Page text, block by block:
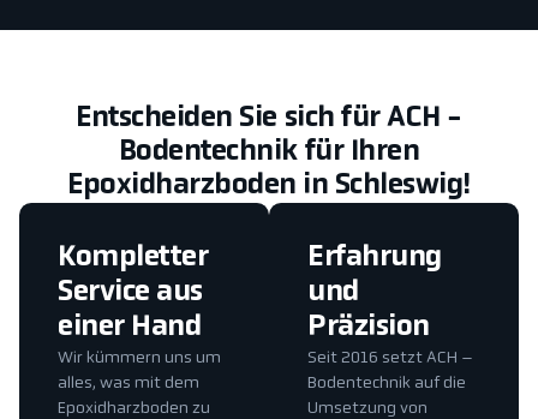
Entscheiden Sie sich für ACH -
Bodentechnik für Ihren
Epoxidharzboden in Schleswig!
Erfahrung
und
Präzision
Seit 2016 setzt ACH –
Bodentechnik auf die
Umsetzung von
Kompletter
Service aus
einer Hand
Wir kümmern uns um
alles, was mit dem
Epoxidharzboden zu